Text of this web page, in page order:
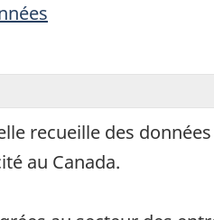
recueille des
au Canada.